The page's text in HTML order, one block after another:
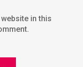
in this